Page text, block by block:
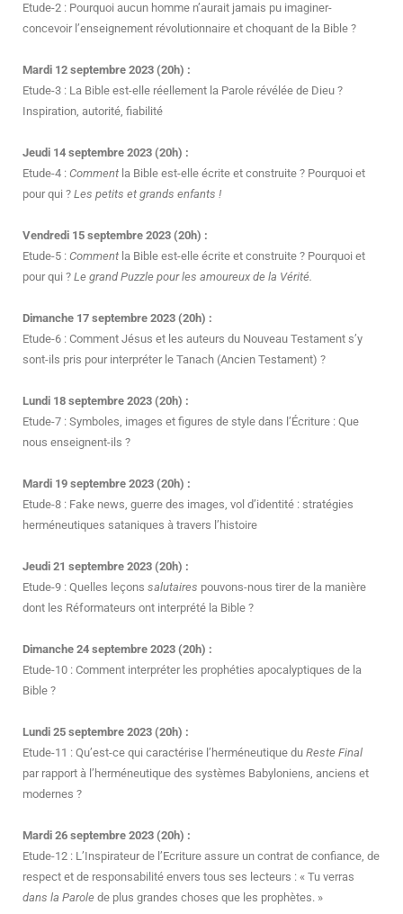
Etude-2 : Pourquoi aucun homme n’aurait jamais pu imaginer-
concevoir l’enseignement révolutionnaire et choquant de la Bible ?
Mardi 12 septembre 2023 (20h) :
Etude-3 : La Bible est-elle réellement la Parole révélée de Dieu ?
Inspiration, autorité, fiabilité
Jeudi 14 septembre 2023 (20h) :
Etude-4 : Comment la Bible est-elle écrite et construite ? Pourquoi et
pour qui ? Les petits et grands enfants !
Vendredi 15 septembre 2023 (20h) :
Etude-5 : Comment la Bible est-elle écrite et construite ? Pourquoi et
pour qui ? Le grand Puzzle pour les amoureux de la Vérité.
Dimanche 17 septembre 2023 (20h) :
Etude-6 : Comment Jésus et les auteurs du Nouveau Testament s’y
sont-ils pris pour interpréter le Tanach (Ancien Testament) ?
Lundi 18 septembre 2023 (20h) :
Etude-7 : Symboles, images et figures de style dans l’Écriture : Que
nous enseignent-ils ?
Mardi 19 septembre 2023 (20h) :
Etude-8 : Fake news, guerre des images, vol d’identité : stratégies
herméneutiques sataniques à travers l’histoire
Jeudi 21 septembre 2023 (20h) :
Etude-9 : Quelles leçons salutaires pouvons-nous tirer de la manière
dont les Réformateurs ont interprété la Bible ?
Dimanche 24 septembre 2023 (20h) :
Etude-10 : Comment interpréter les prophéties apocalyptiques de la
Bible ?
Lundi 25 septembre 2023 (20h) :
Etude-11 : Qu’est-ce qui caractérise l’herméneutique du Reste Final
par rapport à l’herméneutique des systèmes Babyloniens, anciens et
modernes ?
Mardi 26 septembre 2023 (20h) :
Etude-12 : L’Inspirateur de l’Ecriture assure un contrat de confiance, de
respect et de responsabilité envers tous ses lecteurs : « Tu verras
dans la Parole de plus grandes choses que les prophètes. »